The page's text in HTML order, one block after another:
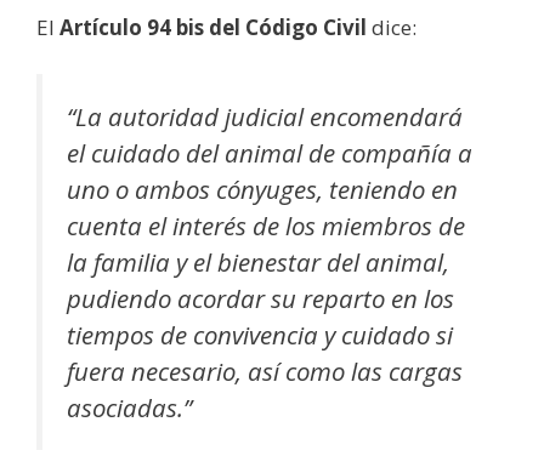
El Artículo 94 bis del Código Civil dice:
“La autoridad judicial encomendará
el cuidado del animal de compañía a
uno o ambos cónyuges, teniendo en
cuenta el interés de los miembros de
la familia y el bienestar del animal,
pudiendo acordar su reparto en los
tiempos de convivencia y cuidado si
fuera necesario, así como las cargas
asociadas.”